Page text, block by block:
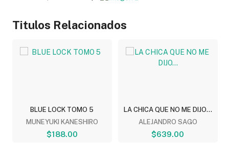
Titulos Relacionados
BLUE LOCK TOMO 5
MUNEYUKI KANESHIRO
$188.00
LA CHICA QUE NO ME DIJO...
ALEJANDRO SAGO
$639.00